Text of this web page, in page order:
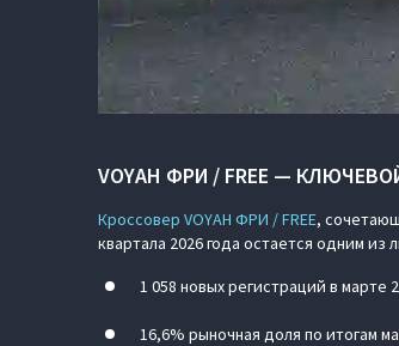
VOYAH ФРИ / FREE —
Кроссовер VOYAH ФРИ / FREE,
квартала 2026 года остается одним из
1 058 новых регистраций в марте
16,6% рыночная доля по итогам